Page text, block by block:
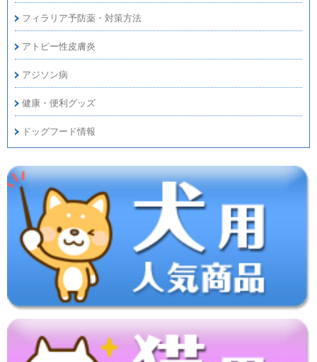
フィラリア予防薬・対策方法
アトピー性皮膚炎
アジソン病
健康・便利グッズ
ドッグフード情報